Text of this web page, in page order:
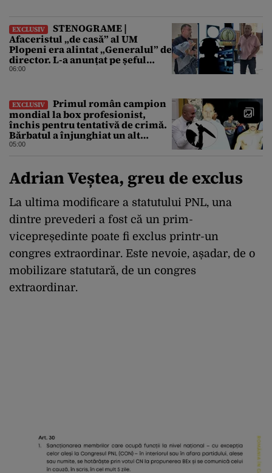
EXCLUSIV
STENOGRAME |
Afaceristul „de casă” al UM
Plopeni era alintat „Generalul” de
director. L-a anunțat pe șeful
uzinei că i-a adus „subțireanu,
06:00
EXCLUSIV
Primul român campion
mondial la box profesionist,
închis pentru tentativă de crimă.
Bărbatul a înjunghiat un alt
interlop periculos
05:00
Adrian Veștea, greu de exclus
La ultima modificare a statutului PNL, una
dintre prevederi a fost că un prim-
vicepreședinte poate fi exclus printr-un
congres extraordinar. Este nevoie, așadar, de o
mobilizare statutară, de un congres
extraordinar.